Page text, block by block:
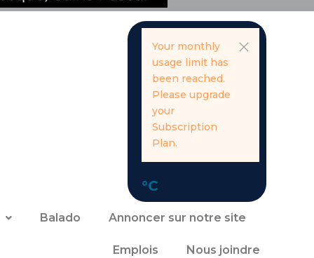
Your monthly
usage limit has
been reached.
Please upgrade
your
Subscription
Plan.
°C
Balado Annoncer sur notre site
Emplois Nous joindre